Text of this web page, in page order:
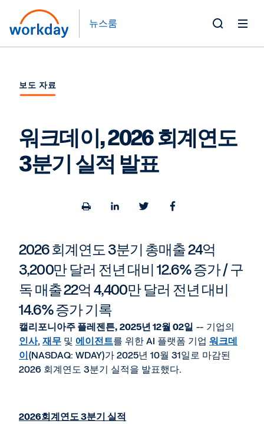
뉴스룸
보도 자료
워크데이, 2026 회계연도
3분기 실적 발표
Open
of
this
page
ShareShareShare
2026 회계연도 3분기 총매출 24억
3,200만 달러 전년 대비 12.6% 증가 / 구
독 매출 22억 4,400만 달러 전년 대비
14.6% 증가 기록
캘리포니아주 플레젠튼, 2025년 12월 02일 -- 기업의
인사, 재무 및 에이전트를 위한 AI 플랫폼 기업 워크데
이(NASDAQ: WDAY)가 2025년 10월 31일로 마감된
2026 회계연도 3분기 실적을 발표했다.
2026회계연도 3분기 실적